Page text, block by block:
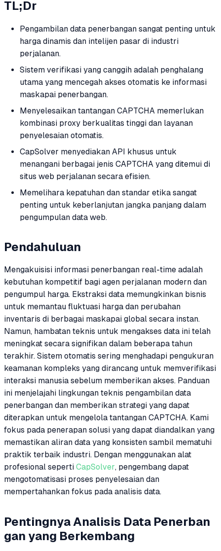
TL;Dr
Pengambilan data penerbangan sangat penting untuk
harga dinamis dan intelijen pasar di industri
perjalanan.
Sistem verifikasi yang canggih adalah penghalang
utama yang mencegah akses otomatis ke informasi
maskapai penerbangan.
Menyelesaikan tantangan CAPTCHA memerlukan
kombinasi proxy berkualitas tinggi dan layanan
penyelesaian otomatis.
CapSolver menyediakan API khusus untuk
menangani berbagai jenis CAPTCHA yang ditemui di
situs web perjalanan secara efisien.
Memelihara kepatuhan dan standar etika sangat
penting untuk keberlanjutan jangka panjang dalam
pengumpulan data web.
Pendahuluan
Mengakuisisi informasi penerbangan real-time adalah
kebutuhan kompetitif bagi agen perjalanan modern dan
pengumpul harga. Ekstraksi data memungkinkan bisnis
untuk memantau fluktuasi harga dan perubahan
inventaris di berbagai maskapai global secara instan.
Namun, hambatan teknis untuk mengakses data ini telah
meningkat secara signifikan dalam beberapa tahun
terakhir. Sistem otomatis sering menghadapi pengukuran
keamanan kompleks yang dirancang untuk memverifikasi
interaksi manusia sebelum memberikan akses. Panduan
ini menjelajahi lingkungan teknis pengambilan data
penerbangan dan memberikan strategi yang dapat
diterapkan untuk mengelola tantangan CAPTCHA. Kami
fokus pada penerapan solusi yang dapat diandalkan yang
memastikan aliran data yang konsisten sambil mematuhi
praktik terbaik industri. Dengan menggunakan alat
profesional seperti CapSolver, pengembang dapat
mengotomatisasi proses penyelesaian dan
mempertahankan fokus pada analisis data.
Pentingnya Analisis Data Penerban
gan yang Berkembang